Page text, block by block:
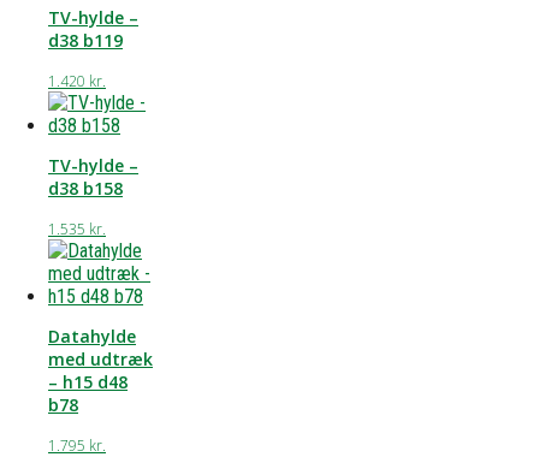
TV-hylde –
d38 b119
1.420 kr.
TV-hylde –
d38 b158
1.535 kr.
Datahylde
med udtræk
– h15 d48
b78
1.795 kr.